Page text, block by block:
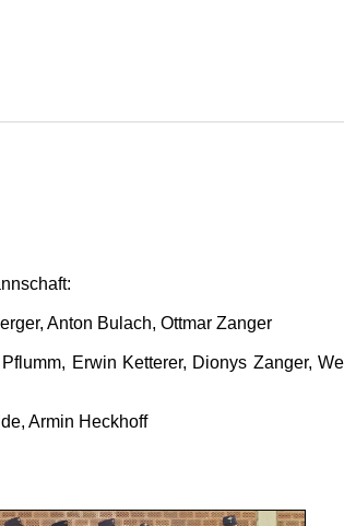
Anton Bulach, Ottmar Zanger
Erwin Ketterer, Dionys Zanger,
Armin Heckhoff